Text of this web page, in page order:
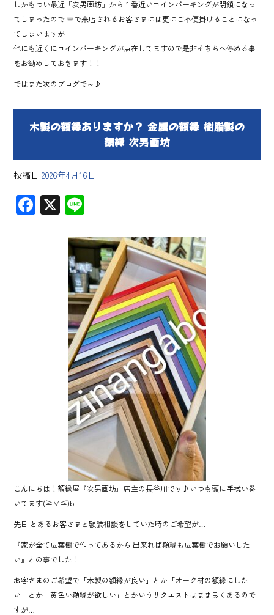
しかもつい最近『次男画坊』から１番近いコインパーキングが閉鎖になっ
てしまったので 車で来店されるお客さまには更にご不便掛けることになっ
てしまいますが
他にも近くにコインパーキングが点在してますので是非そちらへ停める事
をお勧めしておきます！！
ではまた次のブログで～♪
木製の額縁ありますか？ 金属の額縁 樹脂製の
額縁 次男画坊
投稿日 2026年4月16日
F
ac
X
こんにちは！額縁屋『次男画坊』店主の長谷川です♪いつも頭に手拭い巻
いてます(≧∇≦)b
先日 とあるお客さまと額装相談をしていた時のご希望が…
『家が全て広葉樹で作ってあるから 出来れば額縁も広葉樹でお願いした
い』との事でした！
お客さまのご希望で「木製の額縁が良い」とか「オーク材の額縁にした
い」とか「黄色い額縁が欲しい」とかいうリクエストはまま良くあるので
すが…